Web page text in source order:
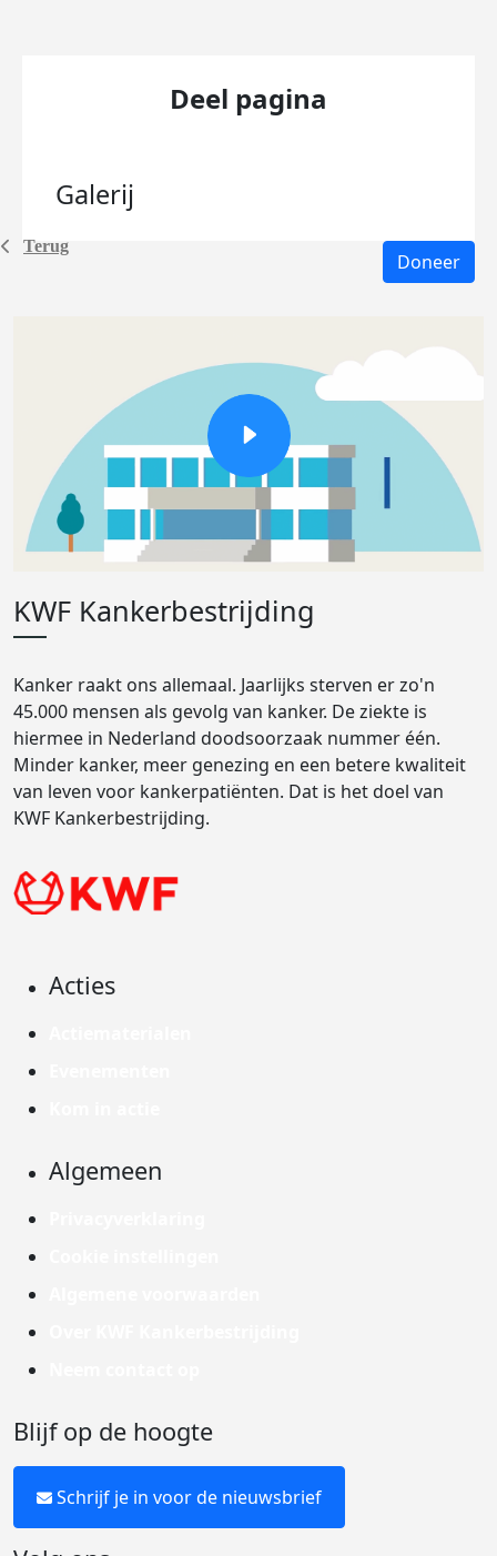
Terug
Deel pagina
Galerij
Doneer
KWF Kankerbestrijding
Kanker raakt ons allemaal. Jaarlijks sterven er zo'n
45.000 mensen als gevolg van kanker. De ziekte is
hiermee in Nederland doodsoorzaak nummer één.
Minder kanker, meer genezing en een betere kwaliteit
van leven voor kankerpatiënten. Dat is het doel van
KWF Kankerbestrijding.
Acties
Algemeen
Blijf op de hoogte
Schrijf je in voor de nieuwsbrief